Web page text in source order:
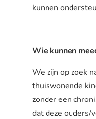
kunnen
Wie kunnen
We zijn op zoek
thuiswonende
zonder een
dat deze ouders/